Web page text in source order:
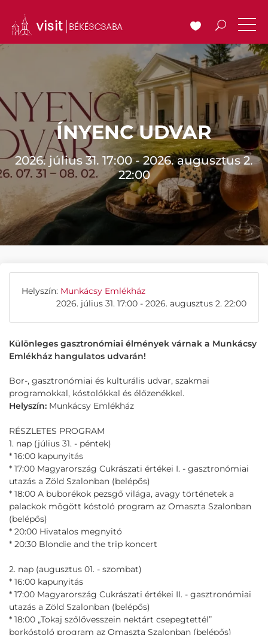
ÍNYENC UDVAR
2026. július 31. 17:00 - 2026. augusztus 2.
22:00
Helyszín: Munkácsy Emlékház
2026. július 31. 17:00 - 2026. augusztus 2. 22:00
Különleges gasztronómiai élmények várnak a Munkácsy
Emlékház hangulatos udvarán!
Bor-, gasztronómiai és kulturális udvar, szakmai
programokkal, kóstolókkal és élőzenékkel.
Helyszín: Munkácsy Emlékház
RÉSZLETES PROGRAM
1. nap (július 31. - péntek)
* 16:00 kapunyitás
* 17:00 Magyarország Cukrászati értékei I. - gasztronómiai
utazás a Zöld Szalonban (belépős)
* 18:00 A buborékok pezsgő világa, avagy történetek a
palackok mögött kóstoló program az Omaszta Szalonban
(belépős)
* 20:00 Hivatalos megnyitó
* 20:30 Blondie and the trip koncert
2. nap (augusztus 01. - szombat)
* 16:00 kapunyitás
* 17:00 Magyarország Cukrászati értékei II. - gasztronómiai
utazás a Zöld Szalonban (belépős)
* 18:00 „Tokaj szőlővesszein nektárt csepegtettél”
borkóstoló program az Omaszta Szalonban (belépős)